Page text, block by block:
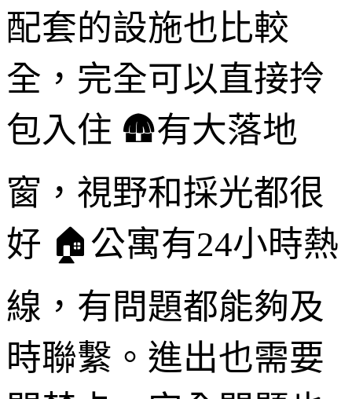
配套的設施也比較
全，完全可以直接拎
包入住 🛖有大落地
窗，視野和採光都很
好 🏠公寓有24小時熱
線，有問題都能夠及
時聯繫。進出也需要